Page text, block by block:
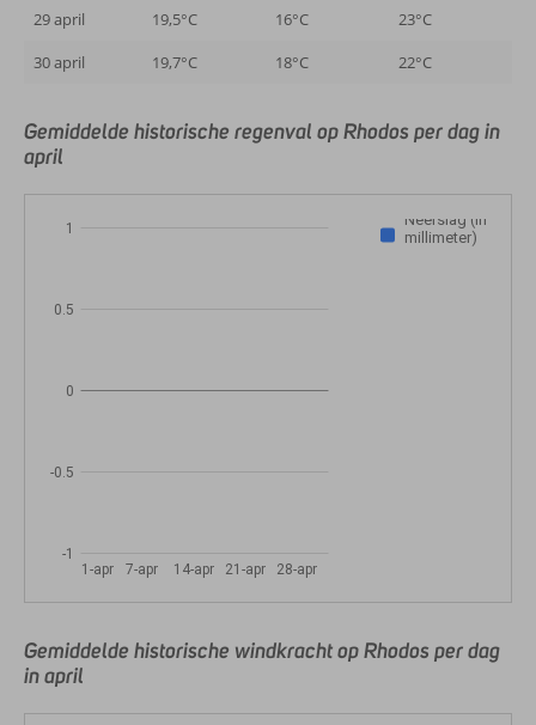
29 april
19,5°C 16°C
23°C
30 april
19,7°C 18°C 22°C
Gemiddelde historische regenval op Rhodos per dag in
april
Neerslag (in
millimeter)
1-apr 7-apr 14-apr 21-apr 28-apr
-1
-0.5
0
0.5
1
Gemiddelde historische windkracht op Rhodos per dag
in april